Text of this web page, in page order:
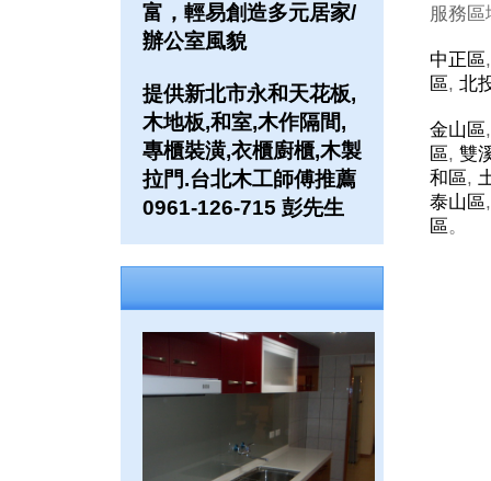
富，輕易創造多元居家/
辦公室風貌
提供新北市永和天花板,
木地板,和室,木作隔間,
專櫃裝潢,衣櫃廚櫃,木製
拉門.台北木工師傅推薦
0961-126-715 彭先生
服務
中正區
區, 北
金山區
區, 雙
和區,
泰山區
區。